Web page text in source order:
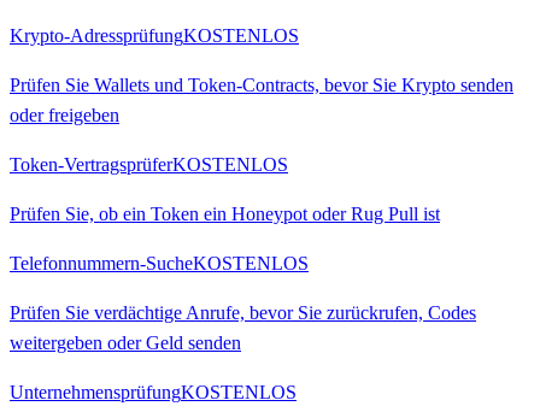
Krypto-AdressprüfungKOSTENLOS
Prüfen Sie Wallets und Token-Contracts, bevor Sie Krypto senden
oder freigeben
Token-VertragsprüferKOSTENLOS
Prüfen Sie, ob ein Token ein Honeypot oder Rug Pull ist
Telefonnummern-SucheKOSTENLOS
Prüfen Sie verdächtige Anrufe, bevor Sie zurückrufen, Codes
weitergeben oder Geld senden
UnternehmensprüfungKOSTENLOS